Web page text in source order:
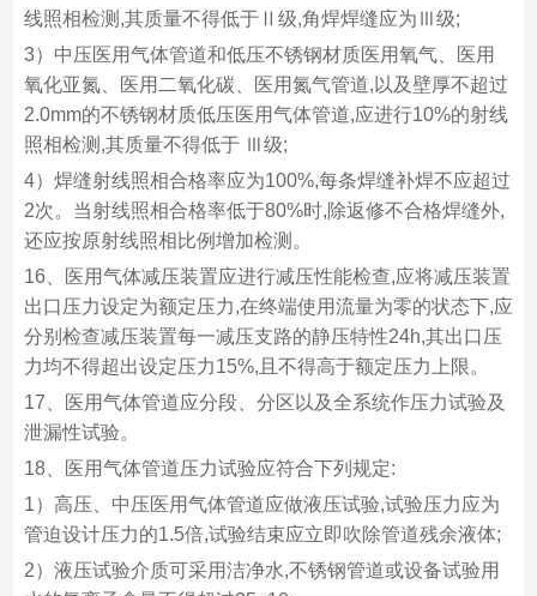
线照相检测,其质量不得低于Ⅱ级,角焊焊缝应为Ⅲ级;
3）中压医用气体管道和低压不锈钢材质医用氧气、医用
氧化亚氮、医用二氧化碳、医用氮气管道,以及壁厚不超过
2.0mm的不锈钢材质低压医用气体管道,应进行10%的射线
照相检测,其质量不得低于 Ⅲ级;
4）焊缝射线照相合格率应为100%,每条焊缝补焊不应超过
2次。当射线照相合格率低于80%时,除返修不合格焊缝外,
还应按原射线照相比例增加检测。
16、医用气体减压装置应进行减压性能检查,应将减压装置
出口压力设定为额定压力,在终端使用流量为零的状态下,应
分别检查减压装置每一减压支路的静压特性24h,其出口压
力均不得超出设定压力15%,且不得高于额定压力上限。
17、医用气体管道应分段、分区以及全系统作压力试验及
泄漏性试验。
18、医用气体管道压力试验应符合下列规定:
1）高压、中压医用气体管道应做液压试验,试验压力应为
管迫设计压力的1.5倍,试验结束应立即吹除管道残余液体;
2）液压试验介质可采用洁净水,不锈钢管道或设备试验用